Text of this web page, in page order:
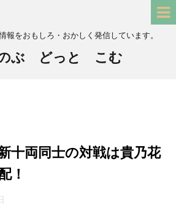
報をおもしろ・おかしく発信しています。
ぶ どっと こむ
両同士の対戦は貴乃花
！